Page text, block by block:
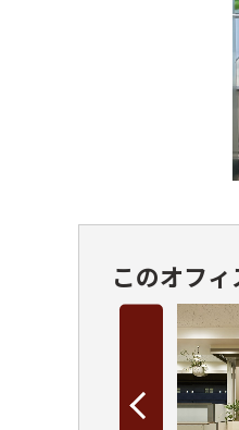
このオフ